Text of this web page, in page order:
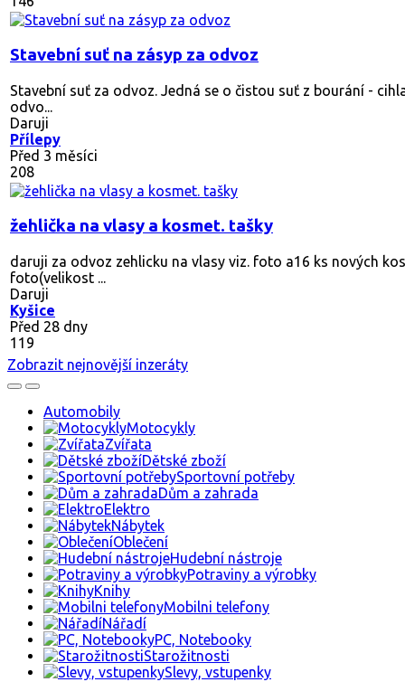
Stavební suť na zásyp za odvoz
Stavební suť za odvoz. Jedná se o čistou suť z bourání -
odvo...
Daruji
Přílepy
Před 3 měsíci
208
žehlička na vlasy a kosmet. tašky
daruji za odvoz zehlicku na vlasy viz. foto a16 ks nových
foto(velikost ...
Daruji
Kyšice
Před 28 dny
119
Zobrazit nejnovější inzeráty
Automobily
Motocykly
Zvířata
Dětské zboží
Sportovní potřeby
Dům a zahrada
Elektro
Nábytek
Oblečení
Hudební nástroje
Potraviny a výrobky
Knihy
Mobilni telefony
Nářadí
PC, Notebooky
Starožitnosti
Slevy, vstupenky